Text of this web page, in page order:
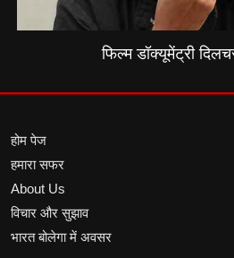
फिल्म डॉक्यूमेंट्री
होम पेज
हमारा सफर
About Us
विचार और सुझाव
भारत बोलेगा में अवसर